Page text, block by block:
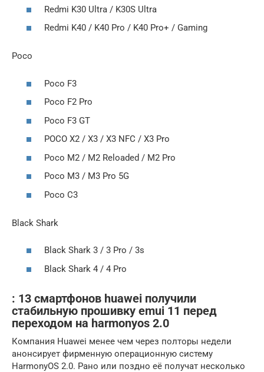
Redmi K30 Ultra / K30S Ultra
Redmi K40 / K40 Pro / K40 Pro+ / Gaming
Poco
Poco F3
Poco F2 Pro
Poco F3 GT
POCO X2 / X3 / X3 NFC / X3 Pro
Poco M2 / M2 Reloaded / M2 Pro
Poco M3 / M3 Pro 5G
Poco C3
Black Shark
Black Shark 3 / 3 Pro / 3s
Black Shark 4 / 4 Pro
: 13 смартфонов huawei получили
стабильную прошивку emui 11 перед
переходом на harmonyos 2.0
Компания Huawei менее чем через полторы недели
анонсирует фирменную операционную систему
HarmonyOS 2.0. Рано или поздно её получат несколько